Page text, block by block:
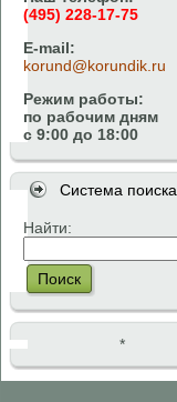
(495) 228-17-75
E-mail:
korund@korundik.ru
Режим работы:
по рабочим дням
с 9:00 до 18:00
Система поиска
Найти:
Поиск
*